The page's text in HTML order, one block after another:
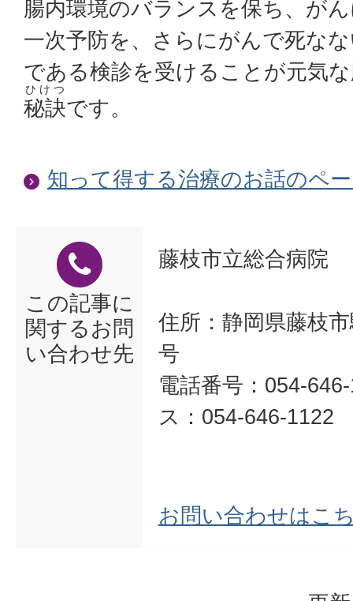
腸内環境のバランスを保ち、が
一次予防を、さらにがんで死な
である検診を受けることが元気
秘訣
ひけつ
です。
知って得する治療のお話のペ
この記事に
関するお問
い合わせ先
藤枝市立総合病院
住所：静岡県藤枝
号
電話番号：054-
ス：054-646-1122
お問い合わせはこ